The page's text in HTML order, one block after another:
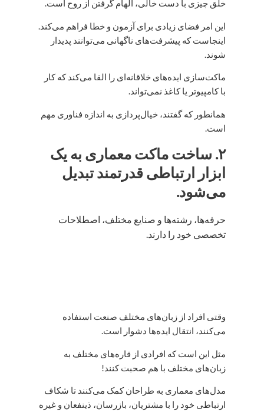
خلق چیزی با دست خالی، الهام گرفتن از روح است.
این امر فضای زیادی برای آزمون و خطا فراهم می‌کند.
اینجاست که پیشرفت‌های ناگهانی می‌توانند پدیدار
شوند.
ماکت‌سازی ایده‌های خلاقانه‌ای را القا می‌کند که کار
با کامپیوتر یا کاغذ نمی‌تواند.
همانطور که گفتند، خیال‌پردازی به اندازه فناوری مهم
است.
۲. ساخت ماکت معماری به یک
ابزار ارتباطی قدرتمند تبدیل
می‌شود.
حرفه‌ها، رشته‌ها و صنایع مختلف، اصطلاحات
تخصصی خود را دارند.
وقتی افراد از زبان‌های مختلف صنعت استفاده
می‌کنند، انتقال ایده‌ها دشوار است.
مثل این است که افرادی از قاره‌های مختلف به
زبان‌های مختلف با هم صحبت کنند!
مدل‌های معماری به طراحان کمک می‌کنند تا شکاف
ارتباطی خود را با مشتریان، بازرسان، ذینفعان و غیره